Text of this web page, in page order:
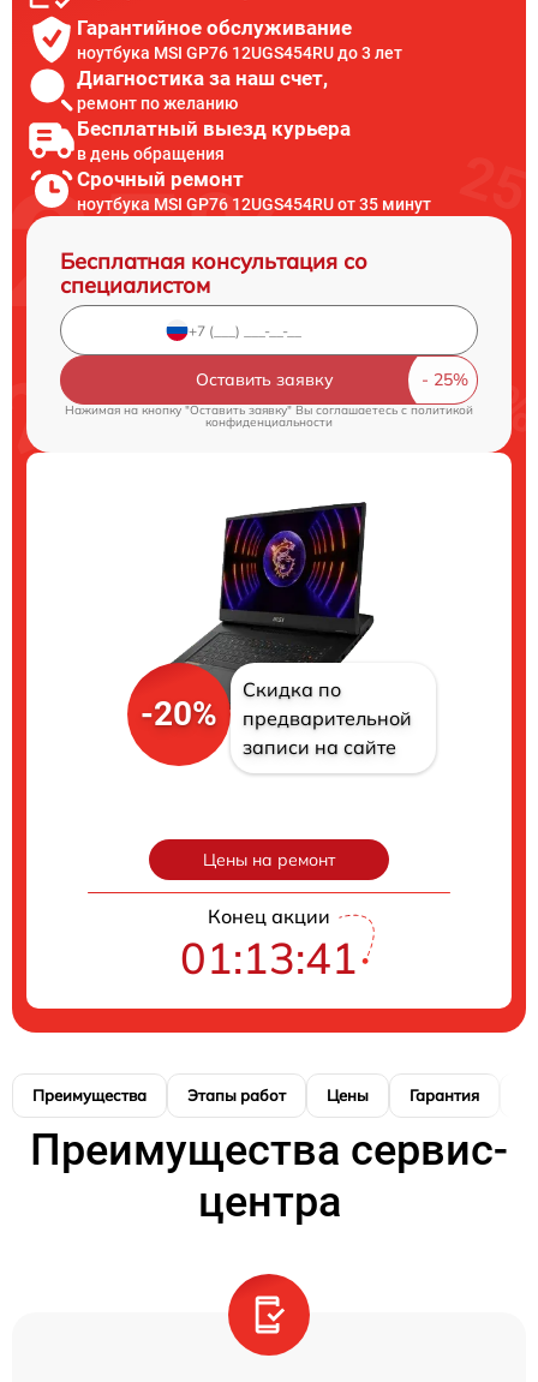
Гарантийное обслуживание
ноутбука MSI GP76 12UGS454RU до 3 лет
Диагностика за наш счет,
ремонт по желанию
Бесплатный выезд курьера
в день обращения
Срочный ремонт
ноутбука MSI GP76 12UGS454RU от 35 минут
Бесплатная консультация со
специалистом
Оставить заявку
Нажимая на кнопку "Оставить заявку" Вы соглашаетесь cполитикой
конфиденциальности
-20%
Скидка по
предварительной
записи на сайте
Цены на ремонт
Конец акции
01:13:40
Преимущества Этапы работ Цены Гарантия
Преимущества сервис-
центра